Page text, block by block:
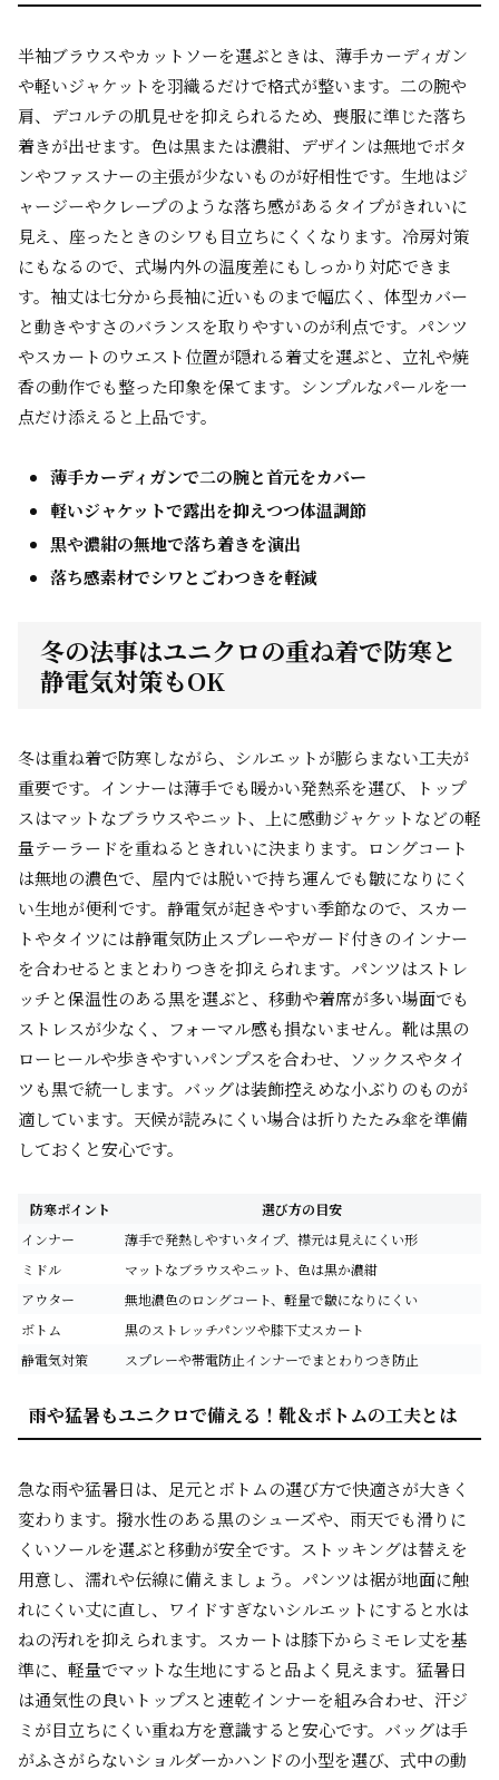
半袖ブラウスやカットソーを選ぶときは、薄手カーディガン
や軽いジャケットを羽織るだけで格式が整います。二の腕や
肩、デコルテの肌見せを抑えられるため、喪服に準じた落ち
着きが出せます。色は黒または濃紺、デザインは無地でボタ
ンやファスナーの主張が少ないものが好相性です。生地はジ
ャージーやクレープのような落ち感があるタイプがきれいに
見え、座ったときのシワも目立ちにくくなります。冷房対策
にもなるので、式場内外の温度差にもしっかり対応できま
す。袖丈は七分から長袖に近いものまで幅広く、体型カバー
と動きやすさのバランスを取りやすいのが利点です。パンツ
やスカートのウエスト位置が隠れる着丈を選ぶと、立礼や焼
香の動作でも整った印象を保てます。シンプルなパールを一
点だけ添えると上品です。
薄手カーディガンで二の腕と首元をカバー
軽いジャケットで露出を抑えつつ体温調節
黒や濃紺の無地で落ち着きを演出
落ち感素材でシワとごわつきを軽減
冬の法事はユニクロの重ね着で防寒と
静電気対策もOK
冬は重ね着で防寒しながら、シルエットが膨らまない工夫が
重要です。インナーは薄手でも暖かい発熱系を選び、トップ
スはマットなブラウスやニット、上に感動ジャケットなどの軽
量テーラードを重ねるときれいに決まります。ロングコート
は無地の濃色で、屋内では脱いで持ち運んでも皺になりにく
い生地が便利です。静電気が起きやすい季節なので、スカー
トやタイツには静電気防止スプレーやガード付きのインナー
を合わせるとまとわりつきを抑えられます。パンツはストレ
ッチと保温性のある黒を選ぶと、移動や着席が多い場面でも
ストレスが少なく、フォーマル感も損ないません。靴は黒の
ローヒールや歩きやすいパンプスを合わせ、ソックスやタイ
ツも黒で統一します。バッグは装飾控えめな小ぶりのものが
適しています。天候が読みにくい場合は折りたたみ傘を準備
しておくと安心です。
防寒ポイント
選び方の目安
インナー
薄手で発熱しやすいタイプ、襟元は見えにくい形
ミドル
マットなブラウスやニット、色は黒か濃紺
アウター
無地濃色のロングコート、軽量で皺になりにくい
ボトム
黒のストレッチパンツや膝下丈スカート
静電気対策
スプレーや帯電防止インナーでまとわりつき防止
雨や猛暑もユニクロで備える！靴＆ボトムの工夫とは
急な雨や猛暑日は、足元とボトムの選び方で快適さが大きく
変わります。撥水性のある黒のシューズや、雨天でも滑りに
くいソールを選ぶと移動が安全です。ストッキングは替えを
用意し、濡れや伝線に備えましょう。パンツは裾が地面に触
れにくい丈に直し、ワイドすぎないシルエットにすると水は
ねの汚れを抑えられます。スカートは膝下からミモレ丈を基
準に、軽量でマットな生地にすると品よく見えます。猛暑日
は通気性の良いトップスと速乾インナーを組み合わせ、汗ジ
ミが目立ちにくい重ね方を意識すると安心です。バッグは手
がふさがらないショルダーかハンドの小型を選び、式中の動